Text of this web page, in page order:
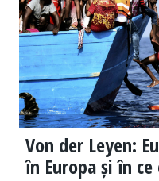
Von der Leyen:
în Europa și în